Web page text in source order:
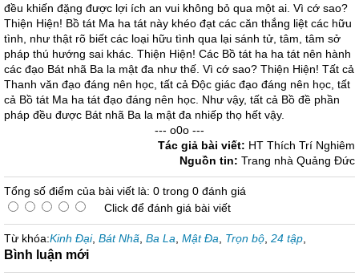
đều khiến đặng được lợi ích an vui không bỏ qua một ai. Vì cớ sao?
Thiện Hiện! Bồ tát Ma ha tát này khéo đạt các căn thắng liệt các hữu
tình, như thật rõ biết các loại hữu tình qua lại sánh tử, tâm, tâm sở
pháp thú hướng sai khác. Thiện Hiện! Các Bồ tát ha ha tát nên hành
các đạo Bát nhã Ba la mật đa như thế. Vì cớ sao? Thiện Hiện! Tất cả
Thanh văn đạo đáng nên học, tất cả Độc giác đạo đáng nên học, tất
cả Bồ tát Ma ha tát đạo đáng nên học. Như vậy, tất cả Bồ đề phần
pháp đều được Bát nhã Ba la mật đa nhiếp thọ hết vậy.
--- o0o ---
Tác giả bài viết: HT Thích Trí Nghiêm
Nguồn tin: Trang nhà Quảng Đức
Tổng số điểm của bài viết là: 0 trong 0 đánh giá
Click để đánh giá bài viết
Từ khóa:Kinh Đại, Bát Nhã Ba La Mật Đa Trọn bộ 24 tập
Bình luận mới